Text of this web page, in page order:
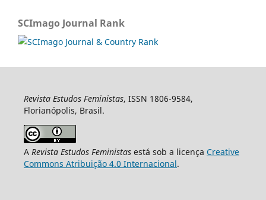
SCImago Journal Rank
Revista Estudos Feministas, ISSN 1806-9584,
Florianópolis, Brasil.
A Revista Estudos Feministasestá sob a licença Creative
Commons Atribuição 4.0 Internacional.